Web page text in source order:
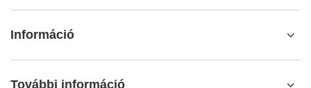
Információ
További információ